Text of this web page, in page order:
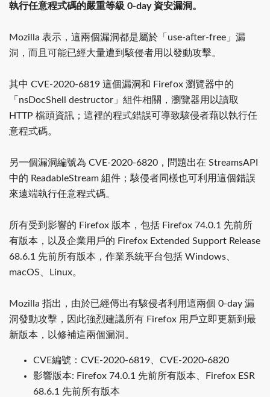
執行任意程式碼的嚴重等級 0-day 資安漏洞。
Mozilla 表示，這兩個漏洞都是屬於「use-after-free」漏
洞，而且可能已經大量遭到駭侵者用以發動攻擊。
其中 CVE-2020-6819 這個漏洞和 Firefox 瀏覽器中的
「nsDocShell destructor」組件相關，瀏覽器用以讀取
HTTP 檔頭資訊；這裡的程式錯誤可導致駭侵者藉以執行任
意程式碼。
另一個漏洞編號為 CVE-2020-6820，問題出在 StreamsAPI
中的 ReadableStream 組件；駭侵者同樣也可利用這個錯誤
來遠端執行任意程式碼。
所有受到影響的 Firefox 版本，包括 Firefox 74.0.1 先前所
有版本，以及企業用戶的 Firefox Extended Support Release
68.6.1 先前所有版本，作業系統平台包括 Windows、
macOS、Linux。
Mozilla 指出，由於已經傳出有駭侵者利用這兩個 0-day 漏
洞發動攻擊，因此強烈建議所有 Firefox 用戶立即更新到最
新版本，以修補這兩個漏洞。
CVE編號：CVE-2020-6819、CVE-2020-6820
影響版本: Firefox 74.0.1 先前所有版本、Firefox ESR
68.6.1 先前所有版本